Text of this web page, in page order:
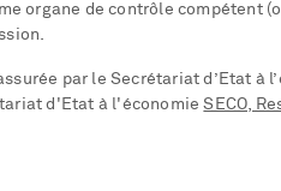
organe de contrôle compétent
par le Secrétariat d’Etat à
d'Etat à l'économieSECO,